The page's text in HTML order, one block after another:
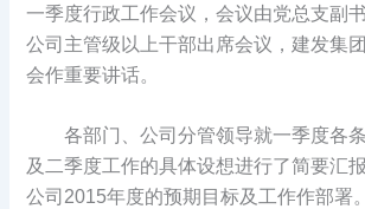
一季度行政工作会议，会议由党总支副
公司主管级以上干部出席会议，建发集
会作重要讲话。
各部门、公司分管领导就一季度各
及二季度工作的具体设想进行了简要汇
公司2015年度的预期目标及工作作部署